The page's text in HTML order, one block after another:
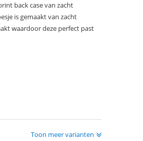
back case van zacht
is gemaakt van zacht
waardoor deze perfect past
Toon meer varianten